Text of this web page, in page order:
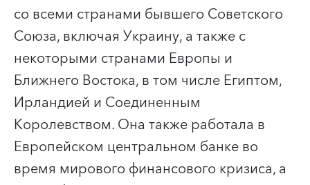
со всеми странами бывшего Советского
Союза, включая Украину, а также с
некоторыми странами Европы и
Ближнего Востока, в том числе Египтом,
Ирландией и Соединенным
Королевством. Она также работала в
Европейском центральном банке во
время мирового финансового кризиса, а